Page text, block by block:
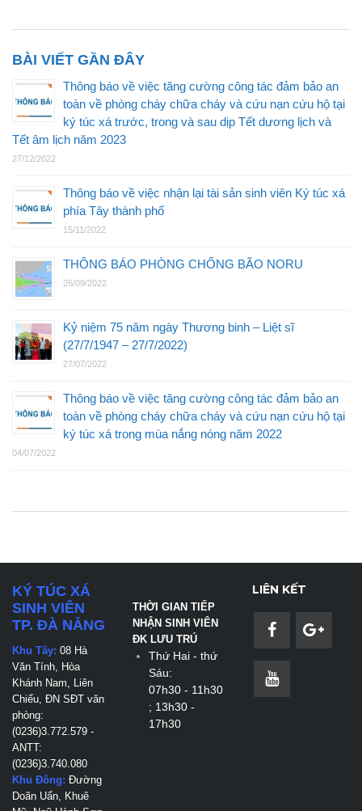
BÀI VIẾT GẦN ĐÂY
Thông báo về việc tăng cường công tác đảm bảo an
toàn về phòng cháy chữa cháy và cứu nạn cứu hộ tại
ký túc xá trước, trong và sau dịp Tết dương lịch và
Tết âm lịch năm 2023
27/12/2022
Thông báo về việc nhận lại tài sản sinh viên Ký túc xá
phía Tây thành phố
15/11/2022
THÔNG BÁO PHÒNG CHỐNG BÃO NORU
26/09/2022
Kỷ niệm 75 năm ngày Thương binh – Liệt sĩ
(27/7/1947 – 27/7/2022)
27/07/2022
Thông báo về việc tăng cường công tác đảm bảo an
toàn về phòng cháy chữa cháy và cứu nạn cứu hộ tại
ký túc xá trong mùa nắng nóng năm 2022
04/07/2022
KÝ TÚC XÁ
SINH VIÊN
TP. ĐÀ NẴNG
Khu Tây: 08 Hà
Văn Tính, Hòa
Khánh Nam, Liên
Chiểu, ĐN SĐT văn
phòng:
(0236)3.772.579 -
ANTT:
(0236)3.740.080
Khu Đông: Đường
Doãn Uẩn, Khuê
THỜI GIAN TIẾP
NHẬN SINH VIÊN
ĐK LƯU TRÚ
Thứ Hai - thứ
Sáu:
07h30 - 11h30
; 13h30 -
17h30
LIÊN KẾT